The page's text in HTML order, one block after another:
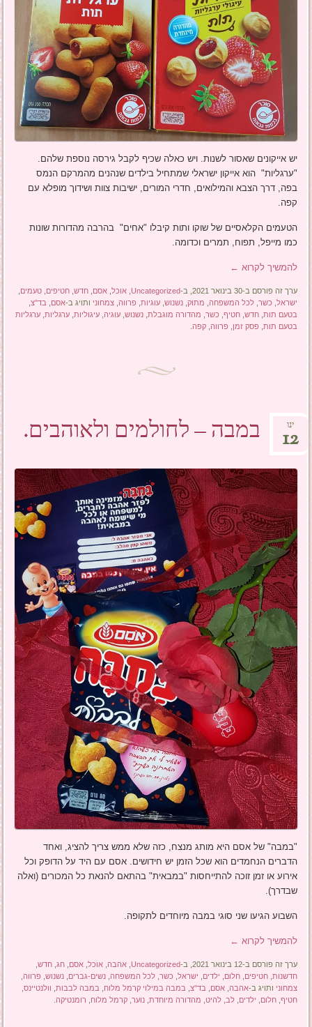
יש אייקונים שאסור לשנות. ויש כאלה שכיף לקבל גירסה נוספת שלהם.
"ערגליות" הוא אייקון ישראלי שמתחיל בילדים שנהנים מהמרקם הנמס
בפה, דרך הצבא והמילואים, חדרי המורים, ישיבות צוות ושידוך מופלא עם
קפה.
הטעמים הקלאסיים של שוקו ותות קיבלו "אחים" בהרבה מהדורות שונות
כמו מייפל, תפוח, תמרים וכדומה.
להמשיך לקרוא ←
ערך זה פורסם ב-30 בינואר 2021, ב- Uncategorized
,אוכל ,אסם ,חדש ,חטיפים ,טעמים
ישראל כשר ,לכל המשפחה מתוק ,נשנוש ,עוגיות פרווה ,צמחוני ותויג ב-אסם בד"צ
בטעם תות ,חדש ,חטיף כשר מהדורה מוגבלת ,נשנוש ,עוגיה ,עיגוליות ,ערגליות ,ערגליות
בטעם תות פסק זמן פרווה ,קפה
במבה – לחולמים ולאוהבים. ינו
12
"במבה" של אסם היא מותג מנצח, כזה שלא ממש צריך להציג, ואחד
הדברים הנחמדים הוא שכל הזמן יש חידושים. אסם עם היד על הדופק וכל
אירוע או זמן זוכה להתייחסות "במבאית" בהתאם להנאת כל המכורים (ואלה
שבדרך).
השבוע הגיעו שני סוגי במבה מיוחדים לתקופה.
להמשיך לקרוא ←
ערך זה פורסם ב-12 בינואר 2021, ב- Uncategorized
,אהבה ,אוכל ,אסם ,חג ,חדש
חדשנות ,חטיפים ,חלום ילדים ישראל כשר ,לכל המשפחה ,נשים-גברים ,נשנוש פרווה
צמחוני ותויג ב-אהבה ,אסם בד"צ במבה במילוי קרמל מלוח במבה לבבות וולנטיינס
חטיף ,חלום ילדים ,לב ,להיט מהדורה מיוחדת ,נוער ,קרמל מלוח רומנטיקה